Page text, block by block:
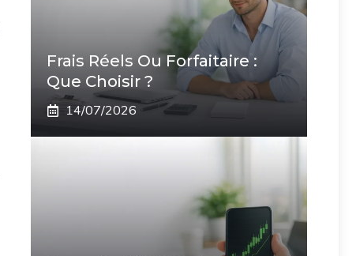
Frais Réels Ou Forfaitaire :
Que Choisir ?
14/07/2026